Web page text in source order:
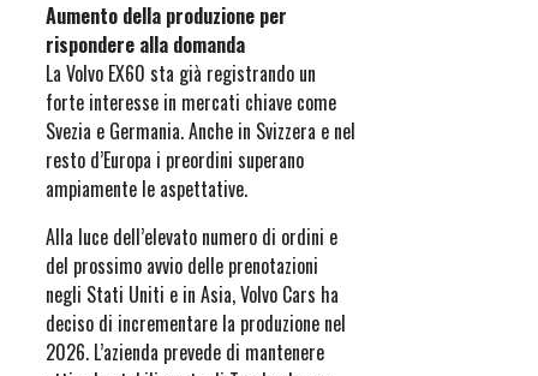
Aumento della produzione per
rispondere alla domanda
La Volvo EX60 sta già registrando un
forte interesse in mercati chiave come
Svezia e Germania. Anche in Svizzera e nel
resto d’Europa i preordini superano
ampiamente le aspettative.
Alla luce dell’elevato numero di ordini e
del prossimo avvio delle prenotazioni
negli Stati Uniti e in Asia, Volvo Cars ha
deciso di incrementare la produzione nel
2026. L’azienda prevede di mantenere